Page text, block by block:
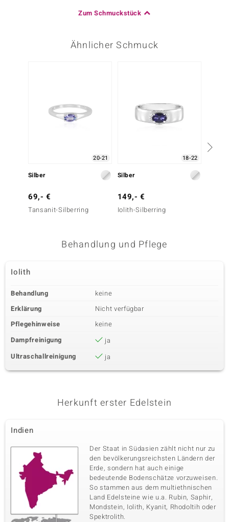
Zum Schmuckstück
Ähnlicher Schmuck
20-21
Silber
69,- €
Tansanit-Silberring
18-22
Silber
149,- €
Iolith-Silberring
Behandlung und Pflege
Iolith
Behandlung
keine
Erklärung
Nicht verfügbar
Pflegehinweise
keine
Dampfreinigung
ja
Ultraschallreinigung
ja
Herkunft erster Edelstein
Indien
Der Staat in Südasien zählt nicht nur zu
den bevölkerungsreichsten Ländern der
Erde, sondern hat auch einige
bedeutende Bodenschätze vorzuweisen.
So stammen aus dem multiethnischen
Land Edelsteine wie u.a. Rubin, Saphir,
Mondstein, Iolith, Kyanit, Rhodoltih oder
Spektrolith.